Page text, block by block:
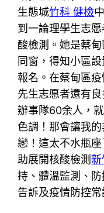
生態城竹科 健檢
到一論理學生志
酸檢測。她是蔡
同窗，得知小區
報名。在蔡甸區
先生志愿者還有
辦事隊60余人，
色調！那會讓我
戀！這太不水瓶座
助展開核酸檢測新
持、體溫監測、
告訴及疫情防控常